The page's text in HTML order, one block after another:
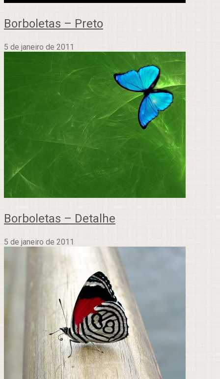
Borboletas – Preto
5 de janeiro de 2011
Borboletas – Detalhe
5 de janeiro de 2011